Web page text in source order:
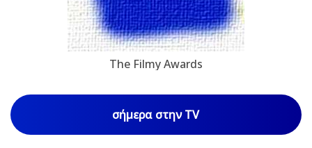
The Filmy Awards
σήμερα στην TV